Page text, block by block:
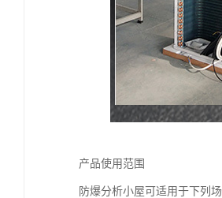
产品使用范围
防爆分析小屋可适用于下列